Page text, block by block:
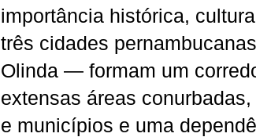
importância histórica,
três cidades
Olinda — formam um
extensas áreas
e municípios e uma